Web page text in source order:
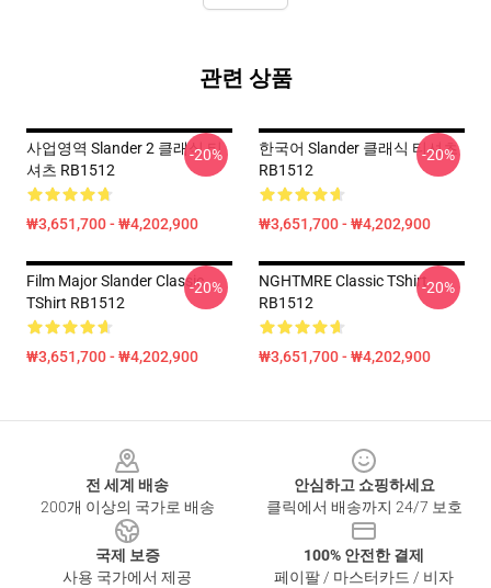
관련 상품
사업영역 Slander 2 클래식 티
셔츠 RB1512
₩3,651,700 - ₩4,202,900
-20%
한국어 Slander 클래식 티셔츠
RB1512
₩3,651,700 - ₩4,202,900
-20%
Film Major Slander Classic
TShirt RB1512
₩3,651,700 - ₩4,202,900
-20%
NGHTMRE Classic TShirt
RB1512
₩3,651,700 - ₩4,202,900
-20%
전 세계 배송
200개 이상의 국가로 배송
안심하고 쇼핑하세요
클릭에서 배송까지 24/7 보호
국제 보증
사용 국가에서 제공
100% 안전한 결제
페이팔 / 마스터카드 / 비자